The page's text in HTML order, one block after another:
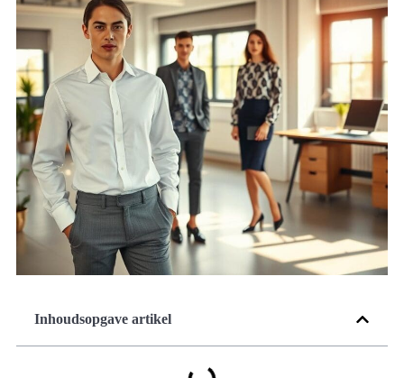
Inhoudsopgave artikel